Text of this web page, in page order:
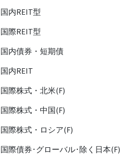
国内REIT型
国際REIT型
国内債券・短期債
国内REIT
国際株式・北米(F)
国際株式・中国(F)
国際株式・ロシア(F)
国際債券･グローバル･除く日本(F)